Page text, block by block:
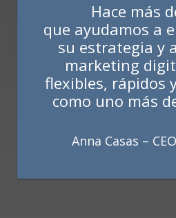
Hace más
que ayudamos a
su estrategia y
marketing
flexibles, rápidos
como uno más
Anna Casas –